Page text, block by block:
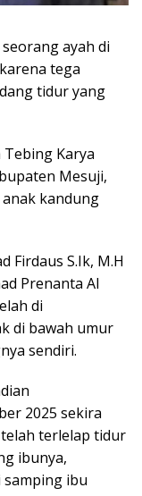
ayah di
tega
tidur yang
Tebing Karya
Mesuji,
kandung
Firdaus S.Ik, M.H
Prenanta Al
di
di bawah umur
sendiri.
2025 sekira
telah terlelap tidur
ibunya,
ibu